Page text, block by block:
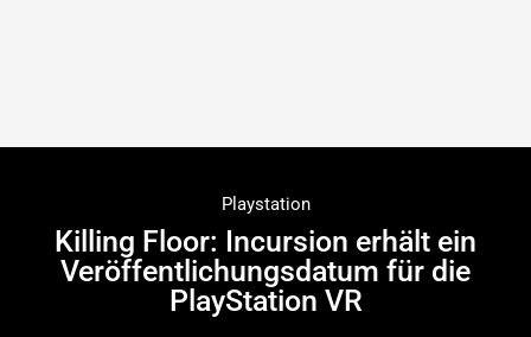
Playstation
Killing Floor: Incursion erhält ein
Veröffentlichungsdatum für die
PlayStation VR